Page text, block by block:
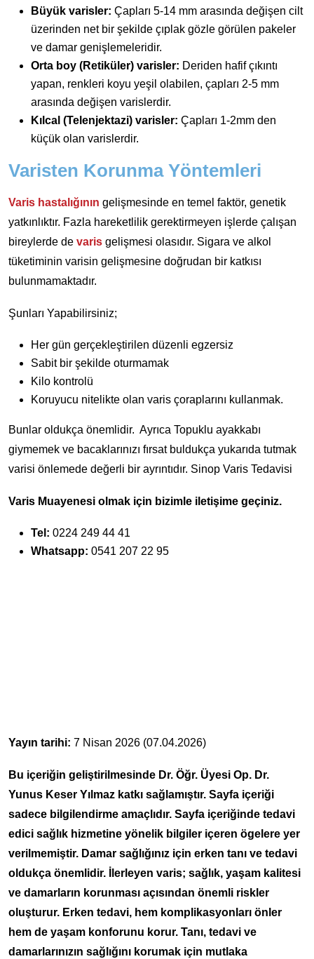
Büyük varisler: Çapları 5-14 mm arasında değişen cilt
üzerinden net bir şekilde çıplak gözle görülen pakeler
ve damar genişlemeleridir.
Orta boy (Retiküler) varisler: Deriden hafif çıkıntı
yapan, renkleri koyu yeşil olabilen, çapları 2-5 mm
arasında değişen varislerdir.
Kılcal (Telenjektazi) varisler: Çapları 1-2mm den
küçük olan varislerdir.
Varisten Korunma Yöntemleri
Varis hastalığının gelişmesinde en temel faktör, genetik
yatkınlıktır. Fazla hareketlilik gerektirmeyen işlerde çalışan
bireylerde de varis gelişmesi olasıdır. Sigara ve alkol
tüketiminin varisin gelişmesine doğrudan bir katkısı
bulunmamaktadır.
Şunları Yapabilirsiniz;
Her gün gerçekleştirilen düzenli egzersiz
Sabit bir şekilde oturmamak
Kilo kontrolü
Koruyucu nitelikte olan varis çoraplarını kullanmak.
Bunlar oldukça önemlidir. Ayrıca Topuklu ayakkabı
giymemek ve bacaklarınızı fırsat buldukça yukarıda tutmak
varisi önlemede değerli bir ayrıntıdır. Sinop Varis Tedavisi
Varis Muayenesi olmak için bizimle iletişime geçiniz.
Tel: 0224 249 44 41
Whatsapp: 0541 207 22 95
Yayın tarihi: 7 Nisan 2026 (07.04.2026)
Bu içeriğin geliştirilmesinde Dr. Öğr. Üyesi Op. Dr.
Yunus Keser Yılmaz katkı sağlamıştır. Sayfa içeriği
sadece bilgilendirme amaçlıdır. Sayfa içeriğinde tedavi
edici sağlık hizmetine yönelik bilgiler içeren ögelere yer
verilmemiştir. Damar sağlığınız için erken tanı ve tedavi
oldukça önemlidir. İlerleyen varis; sağlık, yaşam kalitesi
ve damarların korunması açısından önemli riskler
oluşturur. Erken tedavi, hem komplikasyonları önler
hem de yaşam konforunu korur. Tanı, tedavi ve
damarlarınızın sağlığını korumak için mutlaka